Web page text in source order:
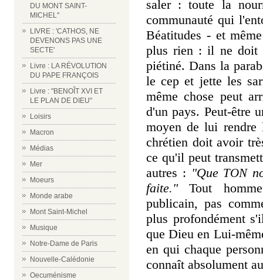
DU MONT SAINT-
MICHEL"
LIVRE : 'CATHOS, NE
DEVENONS PAS UNE
SECTE'
Livre : LA RÉVOLUTION
DU PAPE FRANÇOIS
Livre : "BENOÎT XVI ET
LE PLAN DE DIEU"
Loisirs
Macron
Médias
Mer
Moeurs
Monde arabe
Mont Saint-Michel
Musique
Notre-Dame de Paris
Nouvelle-Calédonie
Oecuménisme
saler : toute la
communauté qui
Béatitudes - et
plus rien : il ne doit
piétiné. Dans la
le cep et jette les
même chose peut
d'un pays. Peut-être
moyen de lui
chrétien doit avoir
ce qu'il peut
autres : "Que TON
faite."Tout
publicain, pas
plus profondément
que Dieu en Lui-
en qui chaque
connaît absolument